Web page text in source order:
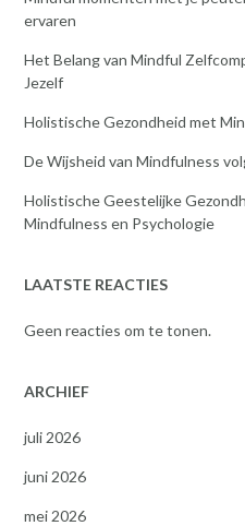
ervaren
Het Belang van Mindful
Jezelf
Holistische Gezondheid met
De Wijsheid van Mindfulness
Holistische Geestelijke
Mindfulness en Psychologie
LAATSTE REACTIES
Geen reacties om te tonen.
ARCHIEF
juli 2026
juni 2026
mei 2026